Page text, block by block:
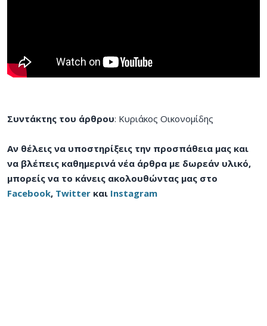
Συντάκτης του άρθρου: Κυριάκος Οικονομίδης
Αν θέλεις να υποστηρίξεις την προσπάθεια μας και
να βλέπεις καθημερινά νέα άρθρα με δωρεάν υλικό,
μπορείς να το κάνεις ακολουθώντας μας στο
Facebook, Twitter και Instagram